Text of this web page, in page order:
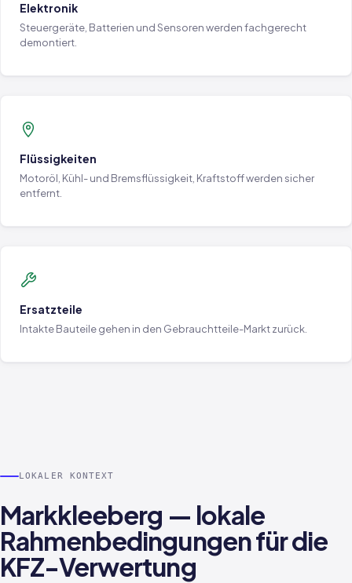
Elektronik
Steuergeräte, Batterien und Sensoren werden fachgerecht
demontiert.
Flüssigkeiten
Motoröl, Kühl- und Bremsflüssigkeit, Kraftstoff werden sicher
entfernt.
Ersatzteile
Intakte Bauteile gehen in den Gebrauchtteile-Markt zurück.
LOKALER KONTEXT
Markkleeberg — lokale
Rahmenbedingungen für die
KFZ-Verwertung